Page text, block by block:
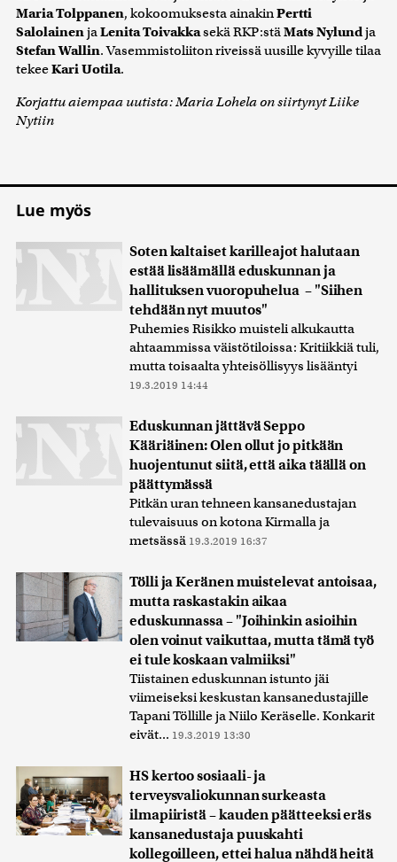
Maria Tolppanen, kokoomuksesta ainakinPertti
SalolainenjaLenita Toivakkasekä RKP:stäMats Nylundja
Stefan Wallin. Vasemmistoliiton riveissä uusille kyvyille tilaa
tekeeKari Uotila.
Korjattu aiempaa uutista: Maria Lohela on siirtynyt Liike
Nytiin
Lue myös
Soten kaltaiset karilleajot halutaan
estää lisäämällä eduskunnan ja
hallituksen vuoropuhelua – "Siihen
tehdään nyt muutos"
Puhemies Risikko muisteli alkukautta
ahtaammissa väistötiloissa: Kritiikkiä tuli,
mutta toisaalta yhteisöllisyys lisääntyi
19.3.2019 14:44
Eduskunnan jättävä Seppo
Kääriäinen: Olen ollut jo pitkään
huojentunut siitä, että aika täällä on
päättymässä
Pitkän uran tehneen kansanedustajan
tulevaisuus on kotona Kirmalla ja
metsässä 19.3.2019 16:37
Tölli ja Keränen muistelevat antoisaa,
mutta raskastakin aikaa
eduskunnassa – "Joihinkin asioihin
olen voinut vaikuttaa, mutta tämä työ
ei tule koskaan valmiiksi"
Tiistainen eduskunnan istunto jäi
viimeiseksi keskustan kansanedustajille
Tapani Töllille ja Niilo Keräselle. Konkarit
eivät... 19.3.2019 13:30
HS kertoo sosiaali- ja
terveysvaliokunnan surkeasta
ilmapiiristä – kauden päätteeksi eräs
kansanedustaja puuskahti
kollegoilleen, ettei halua nähdä heitä